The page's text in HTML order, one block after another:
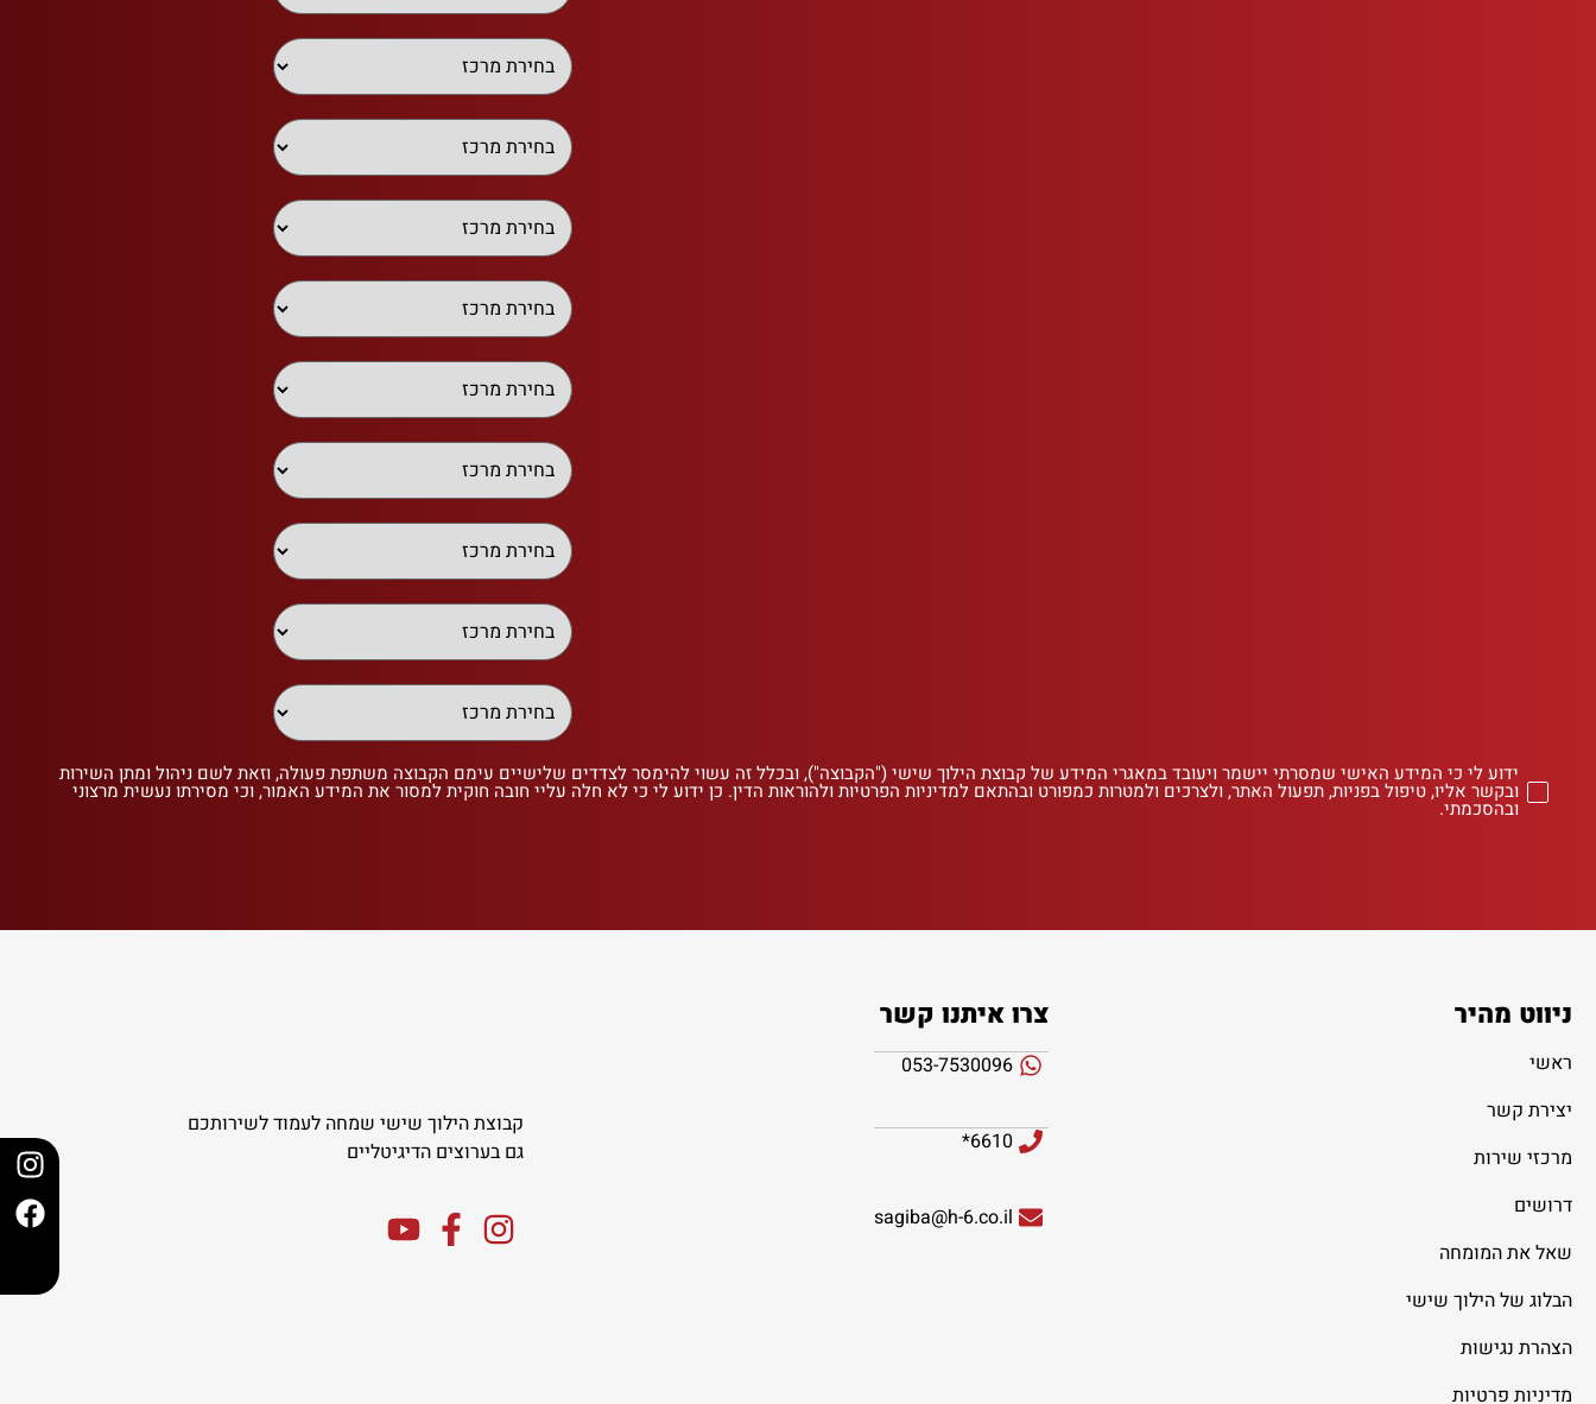
ידוע לי כי המידע האישי שמסרתי יישמר ויעובד במאגרי המידע של קבוצת הילוך שישי ("הקבוצה"), ובכלל זה עשוי להימסר לצדדים שלישיים עימם הקבוצה משתפת פעולה, וזאת לשם ניהול ומתן השירות
ובקשר אליו, טיפול בפניות, תפעול האתר, ולצרכים ולמטרות כמפורט ובהתאם למדיניות הפרטיות ולהוראות הדין. כן ידוע לי כי לא חלה עליי חובה חוקית למסור את המידע האמור, וכי מסירתו נעשית מרצוני
ובהסכמתי.
ניווט מהיר
ראשי
יצירת קשר
מרכזי שירות
דרושים
שאל את המומחה
הבלוג של הילוך שישי
הצהרת נגישות
מדיניות פרטיות
צרו איתנו קשר
053-7530096
6610*
sagiba@h-6.co.il
קבוצת הילוך שישי שמחה לעמוד לשירותכם
גם בערוצים הדיגיטליים